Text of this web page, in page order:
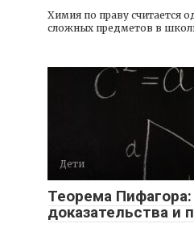
Химия по праву считается
сложных предметов в
Дети
Теорема Пифагора:
доказательства и